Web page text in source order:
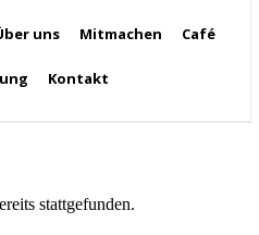
uns Mitmachen Café
Kontakt
stattgefunden.